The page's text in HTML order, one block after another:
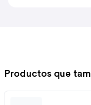
Productos que